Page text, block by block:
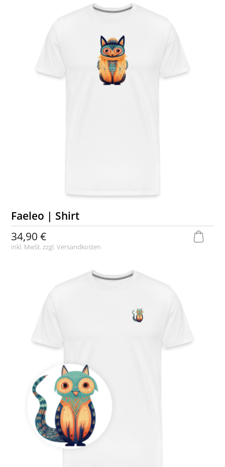
Faeleo | Shirt
34,90 €
inkl. MwSt. zzgl.Versandkosten